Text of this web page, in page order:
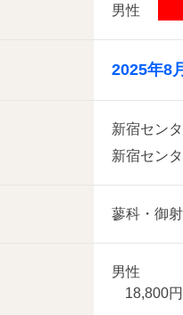
男性
2025年8
新宿セン
新宿セン
蓼科・御射
男
18,800